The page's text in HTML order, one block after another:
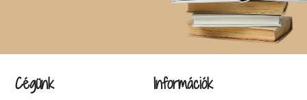
Cégünk Információk